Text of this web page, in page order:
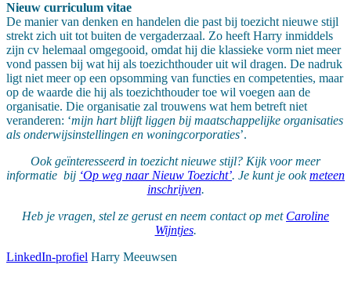
Nieuw curriculum vitae
De manier van denken en handelen die past bij toezicht nieuwe stijl
strekt zich uit tot buiten de vergaderzaal. Zo heeft Harry inmiddels
zijn cv helemaal omgegooid, omdat hij die klassieke vorm niet meer
vond passen bij wat hij als toezichthouder uit wil dragen. De nadruk
ligt niet meer op een opsomming van functies en competenties, maar
op de waarde die hij als toezichthouder toe wil voegen aan de
organisatie. Die organisatie zal trouwens wat hem betreft niet
veranderen: ‘mijn hart blijft liggen bij maatschappelijke organisaties
als onderwijsinstellingen en woningcorporaties’.
Ook geïnteresseerd in toezicht nieuwe stijl? Kijk voor meer
informatie bij ‘Op weg naar Nieuw Toezicht’. Je kunt je ookmeteen
inschrijven.
Heb je vragen, stel ze gerust en neem contact op met Caroline
Wijntjes.
LinkedIn-profiel Harry Meeuwsen